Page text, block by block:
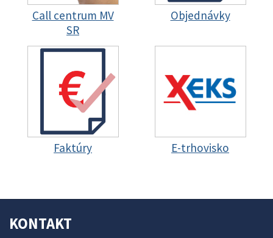
Call centrum MV
SR
Objednávky
Faktúry E-trhovisko
KONTAKT